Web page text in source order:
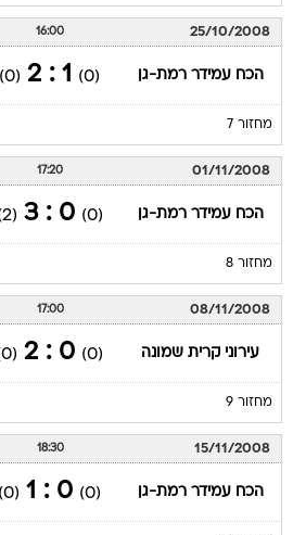
25/10/2008
16:00
הכח עמידר רמת-גן (0)
1 : 2
(0)
מחזור 7
01/11/2008
17:20
הכח עמידר רמת-גן (0)
0 : 3
(2)
מחזור 8
08/11/2008
17:00
עירוני קרית שמונה (0)
0 : 2
(0)
מחזור 9
15/11/2008
18:30
הכח עמידר רמת-גן (0)
0 : 1
(0)